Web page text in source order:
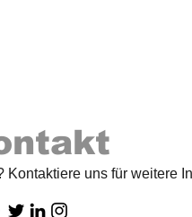
Kontaktiere uns für weitere